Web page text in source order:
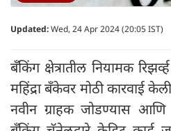
Updated:Wed, 24 Apr 2024 (20:05 IST)
बँकिंग क्षेत्रातील नियामक
महिंद्रा बँकेवर मोठी कारवाई
नवीन ग्राहक जोडण्यास